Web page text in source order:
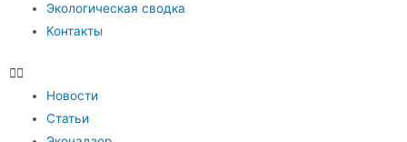
Экологическая сводка
Контакты
Новости
Статьи